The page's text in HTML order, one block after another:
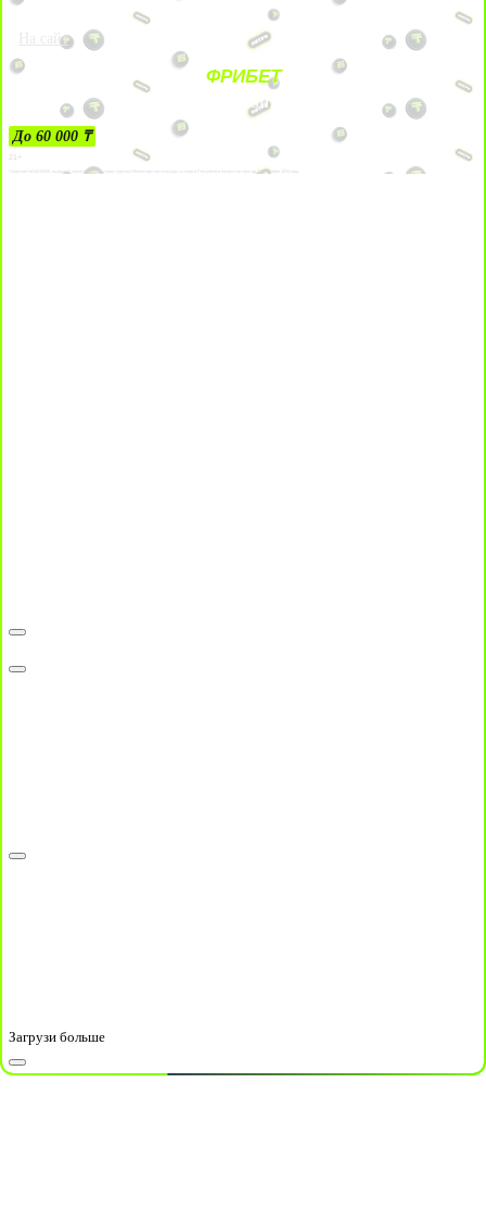
На сайт
ФРИБЕТ
ЗА ДЕПОЗИТЫ
До 60 000 ₸
21+
Лицензии №24514359, выданной комитетом индустрии туризма Министерства культуры и спорта Республики Казахстан срок до 27 сентября 2034 года.
Загрузи больше